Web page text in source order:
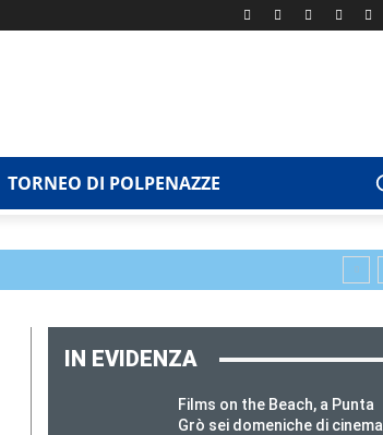
TORNEO DI POLPENAZZE
IN EVIDENZA
Films on the Beach, a Punta
Grò sei domeniche di cinema